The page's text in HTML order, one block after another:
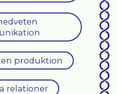
produktion
relationer